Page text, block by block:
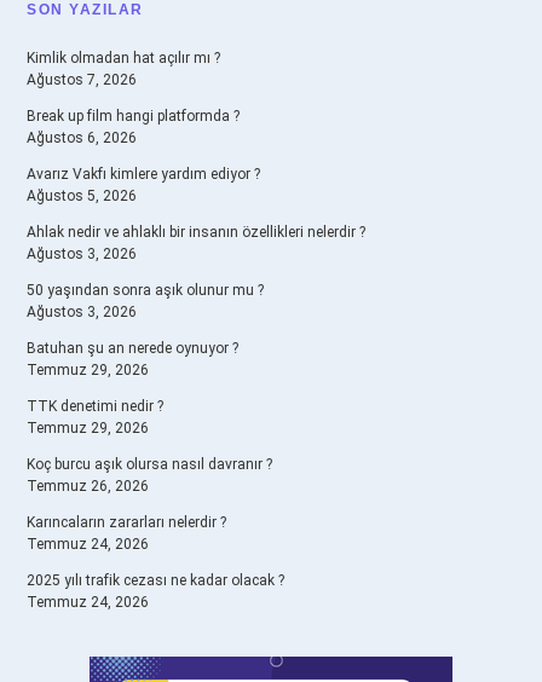
SIDEBAR
SON YAZILAR
Kimlik olmadan hat açılır mı ?
Ağustos 7, 2026
Break up film hangi platformda ?
Ağustos 6, 2026
Avarız Vakfı kimlere yardım ediyor ?
Ağustos 5, 2026
Ahlak nedir ve ahlaklı bir insanın özellikleri nelerdir ?
Ağustos 3, 2026
50 yaşından sonra aşık olunur mu ?
Ağustos 3, 2026
Batuhan şu an nerede oynuyor ?
Temmuz 29, 2026
TTK denetimi nedir ?
Temmuz 29, 2026
Koç burcu aşık olursa nasıl davranır ?
Temmuz 26, 2026
Karıncaların zararları nelerdir ?
Temmuz 24, 2026
2025 yılı trafik cezası ne kadar olacak ?
Temmuz 24, 2026